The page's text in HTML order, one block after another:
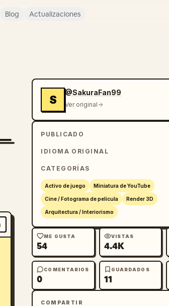
Blog Actualizaciones
S
@SakuraFan99
Ver original
PUBLICADO
IDIOMA ORIGINAL
CATEGORÍAS
Activo de juego Miniatura de YouTube
Cine / Fotograma de película Render 3D
Arquitectura / Interiorismo
ME GUSTA
54
VISTAS
4.4K
COMENTARIOS
0
GUARDADOS
11
COMPARTIR